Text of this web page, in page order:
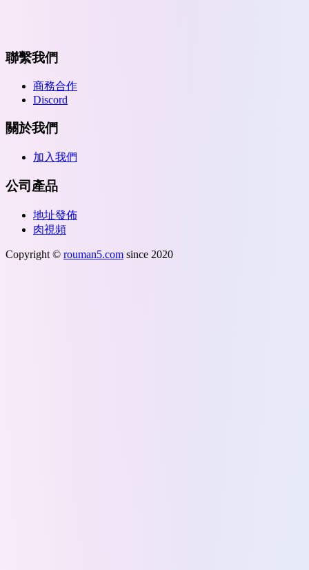
聯繫我們
商務合作
Discord
關於我們
加入我們
公司產品
地址發佈
肉視頻
Copyright © rouman5.com since 2020